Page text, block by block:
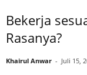
Bekerja
Rasanya?
Khairul Anwar - Juli 15,